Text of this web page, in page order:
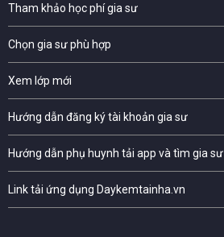
Tham khảo học phí gia sư
Chọn gia sư phù hợp
Xem lớp mới
Hướng dẫn đăng ký tài khoản gia sư
Hướng dẫn phụ huynh tải app và tìm gia sư
Link tải ứng dụng Daykemtainha.vn